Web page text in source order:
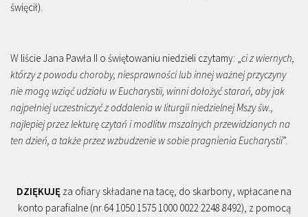
święcił).
W liście Jana Pawła II o świętowaniu niedzieli czytamy: „ci z wiernych,
którzy z powodu choroby, niesprawności lub innej ważnej przyczyny
nie mogą wziąć udziału w Eucharystii, winni dołożyć starań, aby jak
najpełniej uczestniczyć z oddalenia w liturgii niedzielnej Mszy św.,
najlepiej przez lekturę czytań i modlitw mszalnych przewidzianych na
ten dzień, a także przez wzbudzenie w sobie pragnienia Eucharystii”.
DZIĘKUJĘ za ofiary składane na tacę, do skarbony, wpłacane na
konto parafialne (nr 64 1050 1575 1000 0022 2248 8492), z pomocą